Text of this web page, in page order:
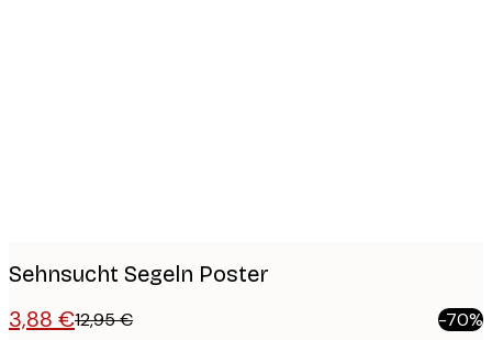
Sehnsucht Segeln Poster
3,88 €12,95 € -70%